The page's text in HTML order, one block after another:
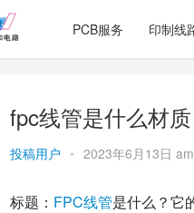
PCB服务 印制线
fpc线管是什么材
投稿用户 • 2023年6月13日
标题： FPC线管是什么？它